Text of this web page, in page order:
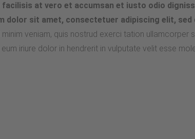
at vero et accumsan et iusto odio
dolor sit amet, consectetuer adipiscing elit,
minim veniam, quis nostrud exerci tation
iriure dolor in hendrerit in vulputate velit esse